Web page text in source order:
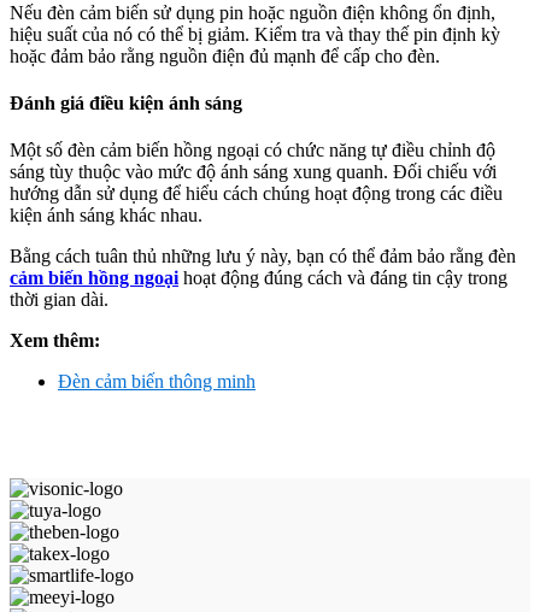
Nếu đèn cảm biến sử dụng pin hoặc nguồn điện không ổn định,
hiệu suất của nó có thể bị giảm. Kiểm tra và thay thế pin định kỳ
hoặc đảm bảo rằng nguồn điện đủ mạnh để cấp cho đèn.
Đánh giá điều kiện ánh sáng
Một số đèn cảm biến hồng ngoại có chức năng tự điều chỉnh độ
sáng tùy thuộc vào mức độ ánh sáng xung quanh. Đối chiếu với
hướng dẫn sử dụng để hiểu cách chúng hoạt động trong các điều
kiện ánh sáng khác nhau.
Bằng cách tuân thủ những lưu ý này, bạn có thể đảm bảo rằng đèn
cảm biến hồng ngoại hoạt động đúng cách và đáng tin cậy trong
thời gian dài.
Xem thêm:
Đèn cảm biến thông minh